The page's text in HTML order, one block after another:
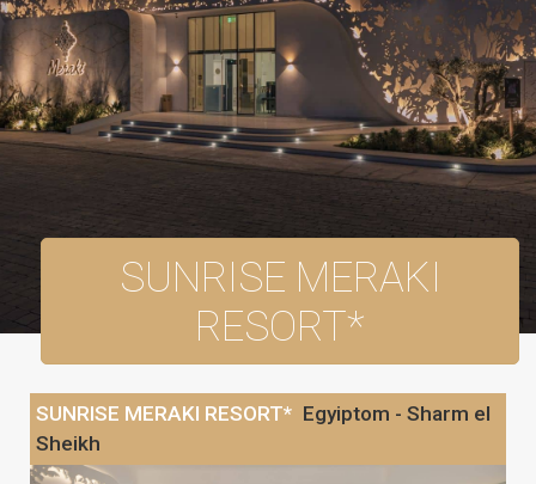
SUNRISE MERAKI
RESORT*
SUNRISE MERAKI RESORT* Egyiptom - Sharm el
Sheikh